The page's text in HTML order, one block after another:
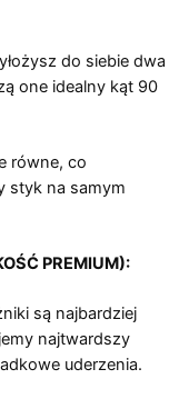
do siebie dwa
one idealny kąt 90
równe, co
styk na samym
PREMIUM):
są najbardziej
najtwardszy
uderzenia.